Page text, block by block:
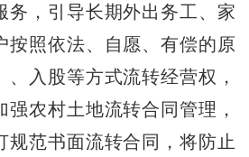
务，引导长期外出务工、家
按照依法、自愿、有偿的原
、入股等方式流转经营权，
农村土地流转合同管理，
规范书面流转合同，将防止